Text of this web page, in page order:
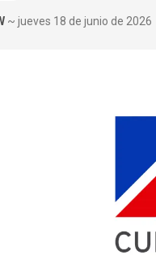
~ jueves 18 de junio de 2026